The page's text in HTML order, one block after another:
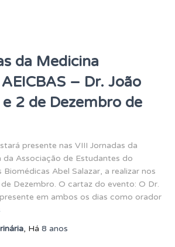
da Medicina
– Dr. João
2 de Dezembro de
presente nas VIII Jornadas da
da Associação de Estudantes do
Abel Salazar, a realizar nos
Dezembro. O cartaz do evento: O Dr.
em ambos os dias como orador
, Há 8 anos